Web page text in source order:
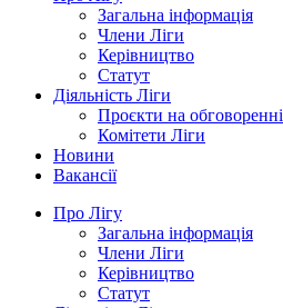
Загальна інформація
Члени Ліги
Керівництво
Статут
Діяльність Ліги
Проєкти на обговоренні
Комітети Ліги
Новини
Вакансії
Про Лігу
Загальна інформація
Члени Ліги
Керівництво
Статут